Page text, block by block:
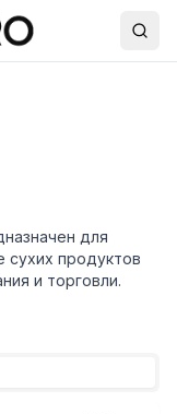
для
сухих продуктов
и торговли.